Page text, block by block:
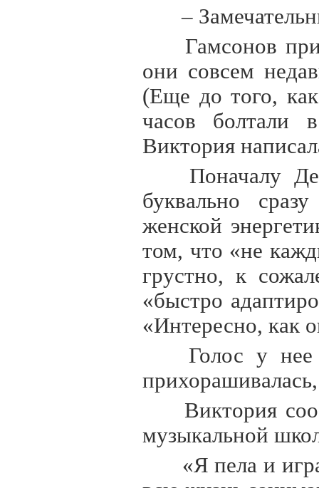
–
Гамсонов
они совсем
(Еще до того,
часов болтали
Виктория
Поначалу
буквально
женской
том, что «не
грустно, к
«быстро
«Интересно, как
Голос у
Виктория
музыкальной
«Я пела и